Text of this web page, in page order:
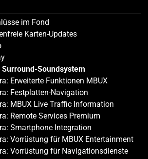
im Fond
Karten-Updates
Soundsystem
Erweiterte Funktionen MBUX
Festplatten-Navigation
MBUX Live Traffic Information
Remote Services Premium
Smartphone Integration
Vorrüstung für MBUX Entertainment
Vorrüstung für Navigationsdienste